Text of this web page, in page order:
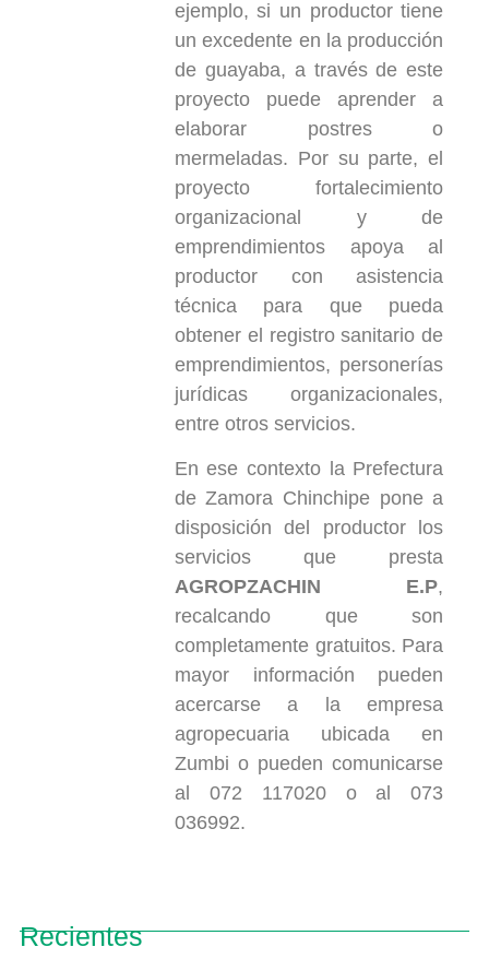
ejemplo, si un productor tiene
un excedente en la producción
de guayaba, a través de este
proyecto puede aprender a
elaborar postres o
mermeladas. Por su parte, el
proyecto fortalecimiento
organizacional y de
emprendimientos apoya al
productor con asistencia
técnica para que pueda
obtener el registro sanitario de
emprendimientos, personerías
jurídicas organizacionales,
entre otros servicios.
En ese contexto la Prefectura
de Zamora Chinchipe pone a
disposición del productor los
servicios que presta
AGROPZACHIN E.P,
recalcando que son
completamente gratuitos. Para
mayor información pueden
acercarse a la empresa
agropecuaria ubicada en
Zumbi o pueden comunicarse
al 072 117020 o al 073
036992.
Recientes